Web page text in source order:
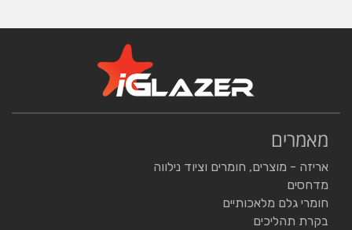
מאמרים
אריזה - מוצרים, חומרים וציוד נילווה
מדחסים
חומרי גלם מלאכותיים
בקרת תהליכים